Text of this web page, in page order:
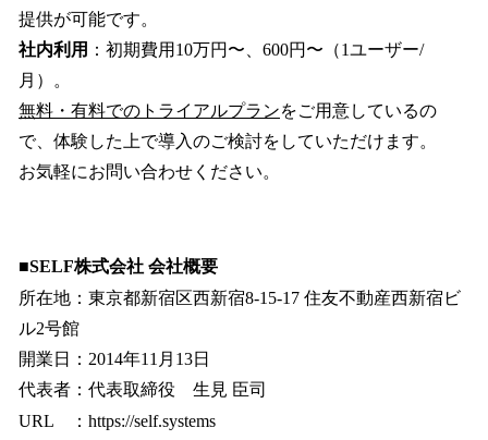
提供が可能です。
社内利用 ：初期費用10万円〜、600円〜（1ユーザー/
月）。
無料・有料でのトライアルプランをご用意しているの
で、体験した上で導入のご検討をしていただけます。
お気軽にお問い合わせください。
■SELF株式会社 会社概要
所在地：東京都新宿区西新宿8-15-17 住友不動産西新宿ビ
ル2号館
開業日：2014年11月13日
代表者：代表取締役 生見 臣司
URL ：https://self.systems